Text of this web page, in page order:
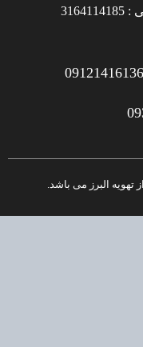
09121416136
البرز می باشد.